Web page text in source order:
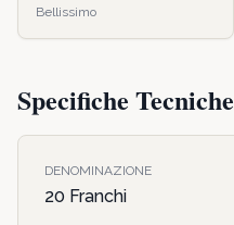
Bellissimo
Specifiche Tecniche
DENOMINAZIONE
20 Franchi